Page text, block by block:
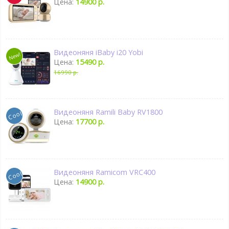
Видеоняня iBaby i20 Yobi
Цена: 15490 р.
16990 р.
Видеоняня Ramili Baby RV1800
Цена: 17700 р.
Видеоняня Ramicom VRC400
Цена: 14900 р.